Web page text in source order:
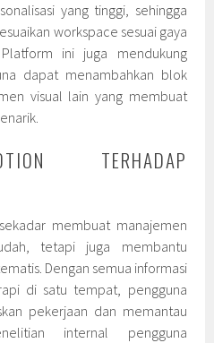
yang tinggi, sehingga
workspace sesuai gaya
ini juga mendukung
dapat menambahkan blok
visual lain yang membuat
TERHADAP
membuat manajemen
tetapi juga membantu
Dengan semua informasi
di satu tempat, pengguna
pekerjaan dan memantau
internal pengguna